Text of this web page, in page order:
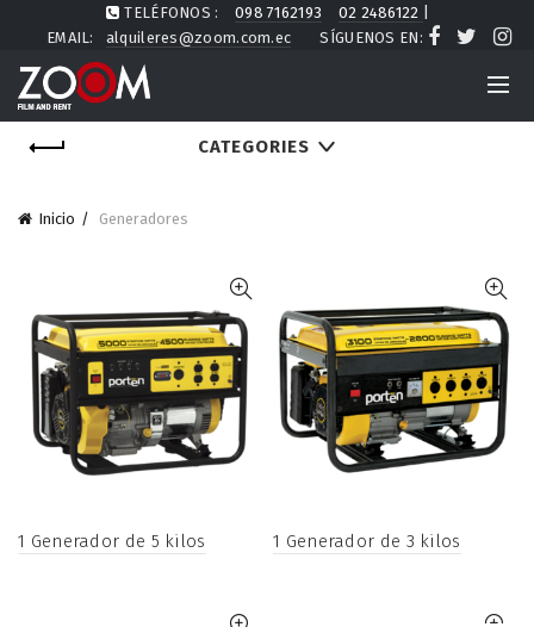
TELÉFONOS : 098 7162193 02 2486122
EMAIL:
alquileres@zoom.com.ec SÍGUENOS EN:
CATEGORIES
Inicio Generadores
1 Generador de 5 kilos 1 Generador de 3 kilos